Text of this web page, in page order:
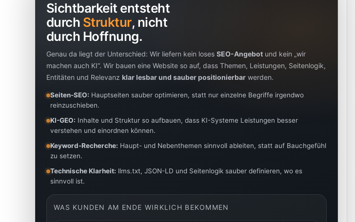
Sichtbarkeit entsteht
durch Struktur, nicht
durch Hoffnung.
Genau da liegt der Unterschied: Wir liefern kein loses SEO-Angebot und kein „wir
machen auch KI“. Wir bauen eine Website so auf, dass Themen, Leistungen, Seitenlogik,
Entitäten und Relevanz klar lesbar und sauber positionierbar werden.
Seiten-SEO: Hauptseiten sauber optimieren, statt nur einzelne Begriffe irgendwo
reinzuschieben.
KI-GEO: Inhalte und Struktur so aufbauen, dass KI-Systeme Leistungen besser
verstehen und einordnen können.
Keyword-Recherche: Haupt- und Nebenthemen sinnvoll ableiten, statt auf Bauchgefühl
zu setzen.
Technische Klarheit: llms.txt, JSON-LD und Seitenlogik sauber definieren, wo es
sinnvoll ist.
WAS KUNDEN AM ENDE WIRKLICH BEKOMMEN